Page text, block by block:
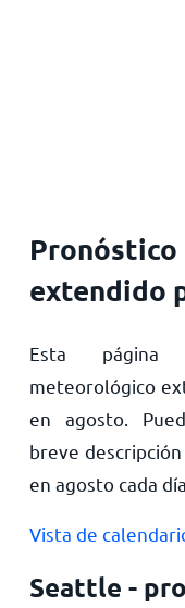
extendido
Esta página
meteorológico
en agosto.
breve
en agosto cada día.
Vista de
Seattle -